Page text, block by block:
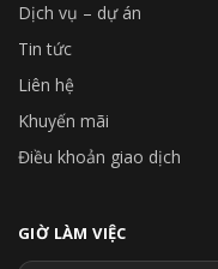
Dịch vụ – dự án
Tin tức
Liên hệ
Khuyến mãi
Điều khoản giao dịch
GIỜ LÀM VIỆC